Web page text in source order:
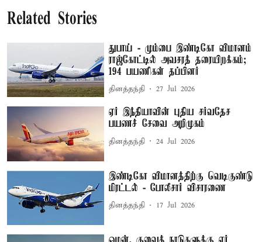
Related Stories
துபாய் - மும்பை இண்டிகோ விமானம்
ராஜ்கோட்டில் அவசரத் தரையிறக்கம்;
194 பயணிகள் தப்பினர்
தினத்தந்தி 27 Jul 2026
ஏர் இந்தியாவின் புதிய சர்வதேச
பயணச் சேவை அறிமுகம்
தினத்தந்தி 24 Jul 2026
இண்டிகோ விமானத்திற்கு வெடிகுண்டு
மிரட்டல் - போலீசார் விசாரணை
தினத்தந்தி 17 Jul 2026